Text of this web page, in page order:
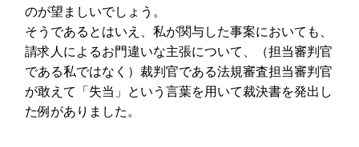
のが望ましいでしょう。
そうであるとはいえ、私が関与した事案においても、
請求人によるお門違いな主張について、（担当審判官
である私ではなく）裁判官である法規審査担当審判官
が敢えて「失当」という言葉を用いて裁決書を発出し
た例がありました。